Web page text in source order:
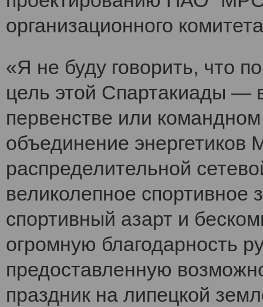
организационного
«Я не буду говорить, что
цель этой Спартакиады —
первенстве или
объединение энергетиков
распределительной
великолепное
спортивный азарт и
огромную благодарность
предоставленную
праздник на липецкой